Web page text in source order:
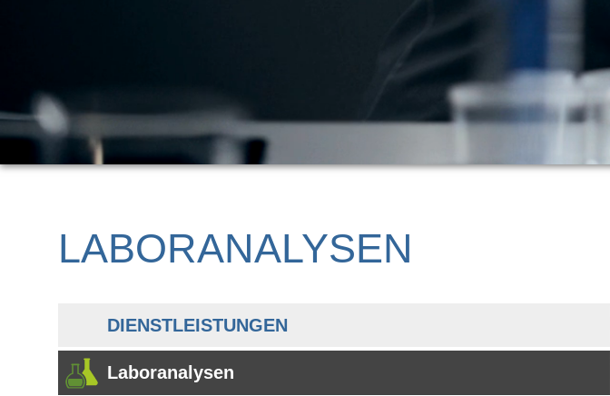
LABORANALYSEN
DIENSTLEISTUNGEN
Laboranalysen